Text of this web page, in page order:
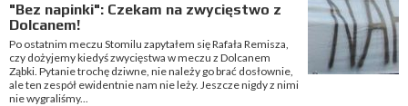
"Bez napinki": Czekam na zwycięstwo z
Dolcanem!
Po ostatnim meczu Stomilu zapytałem się Rafała Remisza,
czy dożyjemy kiedyś zwycięstwa w meczu z Dolcanem
Ząbki. Pytanie trochę dziwne, nie należy go brać dosłownie,
ale ten zespół ewidentnie nam nie leży. Jeszcze nigdy z nimi
nie wygraliśmy...